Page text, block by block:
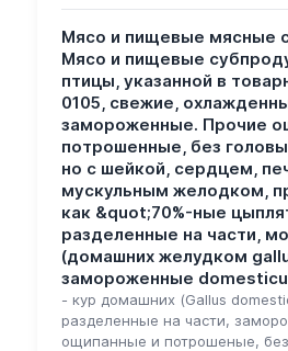
Мясо и пищевые мясные
Мясо и пищевые
птицы, указанной в
0105, свежие,
замороженные. Прочие
потрошенные, без
но с шейкой, сердцем,
мускульным желодком,
как &quot;70%-ные
разделенные на части,
(домашних желудком
замороженные
- кур домашних (Gallus
разделенные на части,
ощипанные и потрошеные,